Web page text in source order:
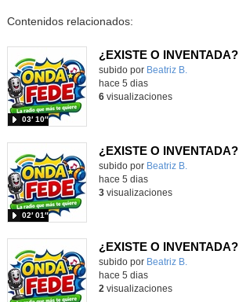
Contenidos relacionados:
¿EXISTE O INVENTADA?
Contenido educativo.
subido por Beatriz B.
03′ 10″
hace 5 dias
6visualizaciones
¿EXISTE O INVENTADA?
Contenido educativo.
subido por Beatriz B.
02′ 01″
hace 5 dias
3visualizaciones
¿EXISTE O INVENTADA?
Contenido educativo.
subido por Beatriz B.
hace 5 dias
2 visualizaciones